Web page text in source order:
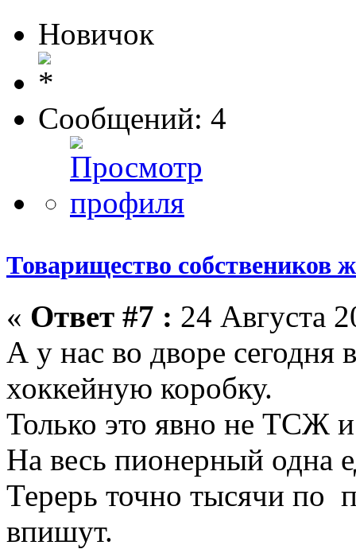
Новичок
Сообщений: 4
Товарищество собствеников
« Ответ #7 : 24 Августа
А у нас во дворе сегодня
хоккейную коробку.
Только это явно не ТСЖ
На весь пионерный одна
Терерь точно тысячи по
впишут.